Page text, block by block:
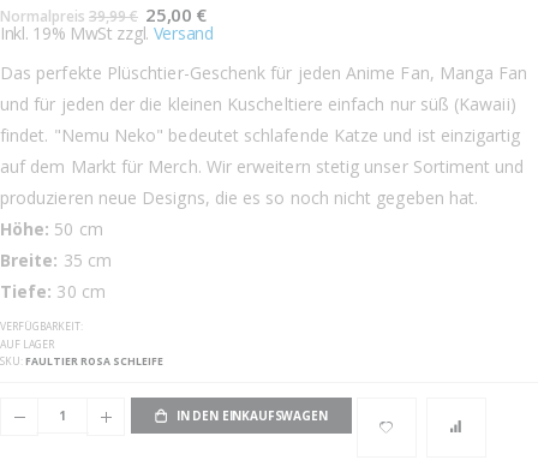
gallery
images
gallery
Normalpreis 39,99 € Sonderangebot
25,00 €
Inkl. 19% MwSt zzgl. Versand
Das perfekte Plüschtier-Geschenk für jeden Anime Fan, Manga Fan
und für jeden der die kleinen Kuscheltiere einfach nur süß (Kawaii)
findet. "Nemu Neko" bedeutet schlafende Katze und ist einzigartig
auf dem Markt für Merch. Wir erweitern stetig unser Sortiment und
produzieren neue Designs, die es so noch nicht gegeben hat.
Höhe: 50 cm
Breite: 35 cm
Tiefe: 30 cm
VERFÜGBARKEIT:
AUF LAGER
SKU FAULTIER ROSA SCHLEIFE
IN DEN EINKAUFSWAGEN